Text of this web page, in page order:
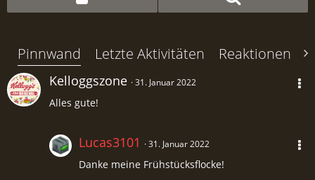
Pinnwand Letzte Aktivitäten Reaktionen
Kelloggszone 31. Januar 2022
Alles gute!
Lucas3101 31. Januar 2022
Danke meine Frühstücksflocke!